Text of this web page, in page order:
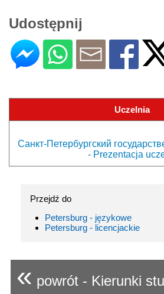
Udostępnij
Uczelnia
Санкт-Петербургский
- Prezentacja
Przejdź do
Petersburg - językowe
Petersburg - licencjackie
« powrót - Kierunki